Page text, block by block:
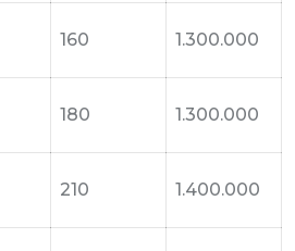
160 1.300.000
180 1.300.000
210 1.400.000